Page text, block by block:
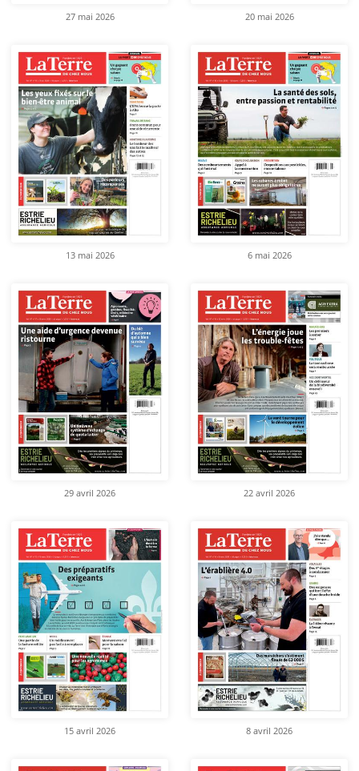
27 mai 2026 20 mai 2026
13 mai 2026 6 mai 2026
29 avril 2026 22 avril 2026
15 avril 2026 8 avril 2026